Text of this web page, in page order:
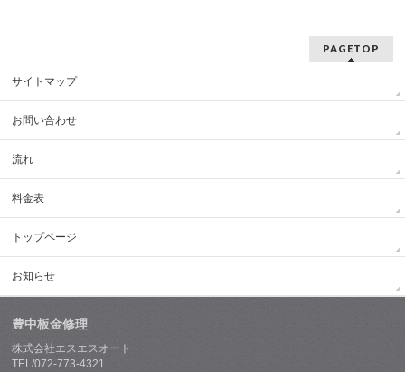
PAGETOP
サイトマップ
お問い合わせ
流れ
料金表
トップページ
お知らせ
豊中板金修理
株式会社エスエスオート
TEL/072-773-4321